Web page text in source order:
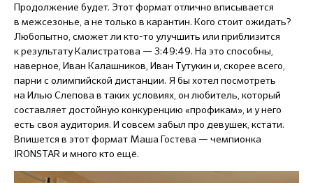
Продолжение будет. Этот формат отлично вписывается
в межсезонье, а не только в карантин. Кого стоит ожидать?
Любопытно, сможет ли кто-то улучшить или приблизится
к результату Калистратова — 3:49:49. На это способны,
наверное, Иван Калашников, Иван Тутукин и, скорее всего,
парни с олимпийской дистанции. Я бы хотел посмотреть
на Илью Слепова в таких условиях, он любитель, который
составляет достойную конкуренцию «профикам», и у него
есть своя аудитория. И совсем забыл про девушек, кстати.
Впишется в этот формат Маша Гостева — чемпионка
IRONSTAR и много кто ещё.